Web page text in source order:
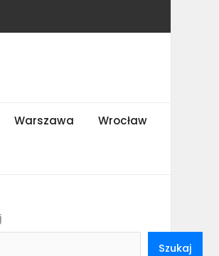
Warszawa Wrocław
Szukaj